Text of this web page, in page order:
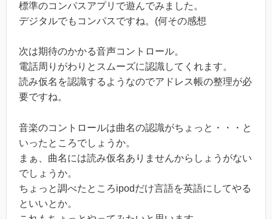
標準のコンパスアプリで遊んでみました。
デジタルでもコンパスですね。(何その感想
次は期待のかかる音声コントロール。
電話周りがわりとスムーズに認識してくれます。
読み仮名を認識するようなのでアドレス帳の整理が必
要ですね。
音楽のコントロールは曲名の認識がちょっと・・・と
いったところでしょうか。
まぁ、曲名には読み仮名ありませんからしょうがない
でしょうか。
ちょっと調べたところipodだけ言語を英語にしてやる
といいとか。